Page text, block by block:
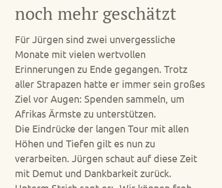
noch mehr geschätzt
Für Jürgen sind zwei unvergessliche
Monate mit vielen wertvollen
Erinnerungen zu Ende gegangen. Trotz
aller Strapazen hatte er immer sein großes
Ziel vor Augen: Spenden sammeln, um
Afrikas Ärmste zu unterstützen.
Die Eindrücke der langen Tour mit allen
Höhen und Tiefen gilt es nun zu
verarbeiten. Jürgen schaut auf diese Zeit
mit Demut und Dankbarkeit zurück.